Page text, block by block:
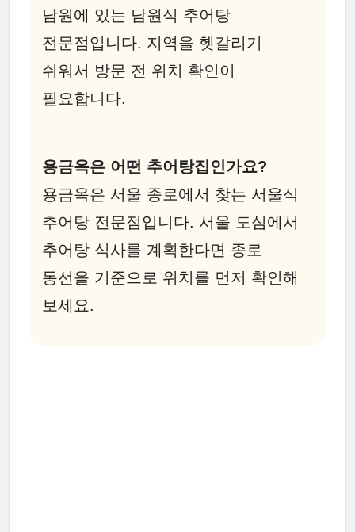
남원에 있는 남원식 추어탕
전문점입니다. 지역을 헷갈리기
쉬워서 방문 전 위치 확인이
필요합니다.
용금옥은 어떤 추어탕집인가요?
용금옥은 서울 종로에서 찾는 서울식
추어탕 전문점입니다. 서울 도심에서
추어탕 식사를 계획한다면 종로
동선을 기준으로 위치를 먼저 확인해
보세요.